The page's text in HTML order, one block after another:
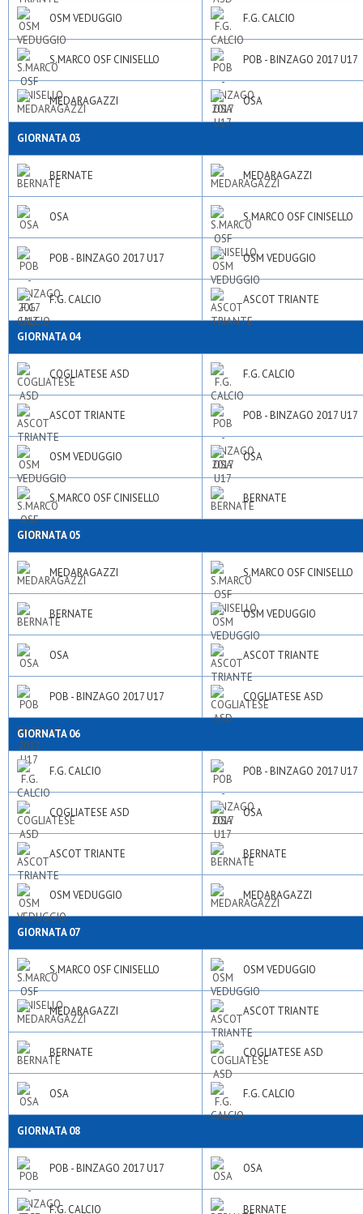
OSM VEDUGGIO F.G. CALCIO
S.MARCO OSF CINISELLO POB - BINZAGO 2017 U17
MEDARAGAZZI OSA
GIORNATA 03
BERNATE MEDARAGAZZI
OSA S.MARCO OSF CINISELLO
POB - BINZAGO 2017 U17 OSM VEDUGGIO
F.G. CALCIO ASCOT TRIANTE
GIORNATA 04
COGLIATESE ASD F.G. CALCIO
ASCOT TRIANTE POB - BINZAGO 2017 U17
OSM VEDUGGIO OSA
S.MARCO OSF CINISELLO BERNATE
GIORNATA 05
MEDARAGAZZI S.MARCO OSF CINISELLO
BERNATE OSM VEDUGGIO
OSA ASCOT TRIANTE
POB - BINZAGO 2017 U17 COGLIATESE ASD
GIORNATA 06
F.G. CALCIO POB - BINZAGO 2017 U17
COGLIATESE ASD OSA
ASCOT TRIANTE BERNATE
OSM VEDUGGIO MEDARAGAZZI
GIORNATA 07
S.MARCO OSF CINISELLO OSM VEDUGGIO
MEDARAGAZZI ASCOT TRIANTE
BERNATE COGLIATESE ASD
OSA F.G. CALCIO
GIORNATA 08
POB - BINZAGO 2017 U17 OSA
F.G. CALCIO BERNATE